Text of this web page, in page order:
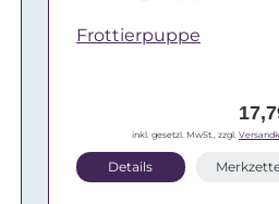
Frottierpuppe
inkl. gesetzl. MwSt., zzgl.
Details